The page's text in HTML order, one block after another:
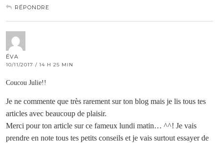
RÉPONDRE
ÉVA
10/11/2017 / 14 H 25 MIN
Coucou Julie!!
Je ne commente que très rarement sur ton blog mais je lis tous tes
articles avec beaucoup de plaisir.
Merci pour ton article sur ce fameux lundi matin… ^^! Je vais
prendre en note tous tes petits conseils et je vais surtout essayer de